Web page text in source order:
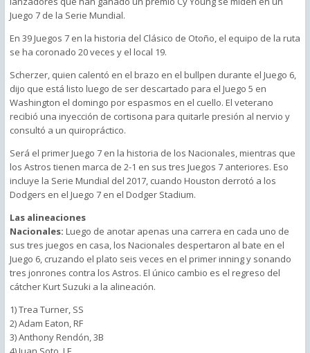
Juego 7 de la Serie Mundial.
En 39 Juegos 7 en la historia del Clásico de Otoño, el equipo de la ruta
se ha coronado 20 veces y el local 19.
Scherzer, quien calentó en el brazo en el bullpen durante el Juego 6,
dijo que está listo luego de ser descartado para el Juego 5 en
Washington el domingo por espasmos en el cuello. El veterano
recibió una inyección de cortisona para quitarle presión al nervio y
consultó a un quiropráctico.
Será el primer Juego 7 en la historia de los Nacionales, mientras que
los Astros tienen marca de 2-1 en sus tres Juegos 7 anteriores. Eso
incluye la Serie Mundial del 2017, cuando Houston derrotó a los
Dodgers en el Juego 7 en el Dodger Stadium.
Las alineaciones
Nacionales: Luego de anotar apenas una carrera en cada uno de
sus tres juegos en casa, los Nacionales despertaron al bate en el
Juego 6, cruzando el plato seis veces en el primer inning y sonando
tres jonrones contra los Astros. El único cambio es el regreso del
cátcher Kurt Suzuki a la alineación.
1) Trea Turner, SS
2) Adam Eaton, RF
3) Anthony Rendón, 3B